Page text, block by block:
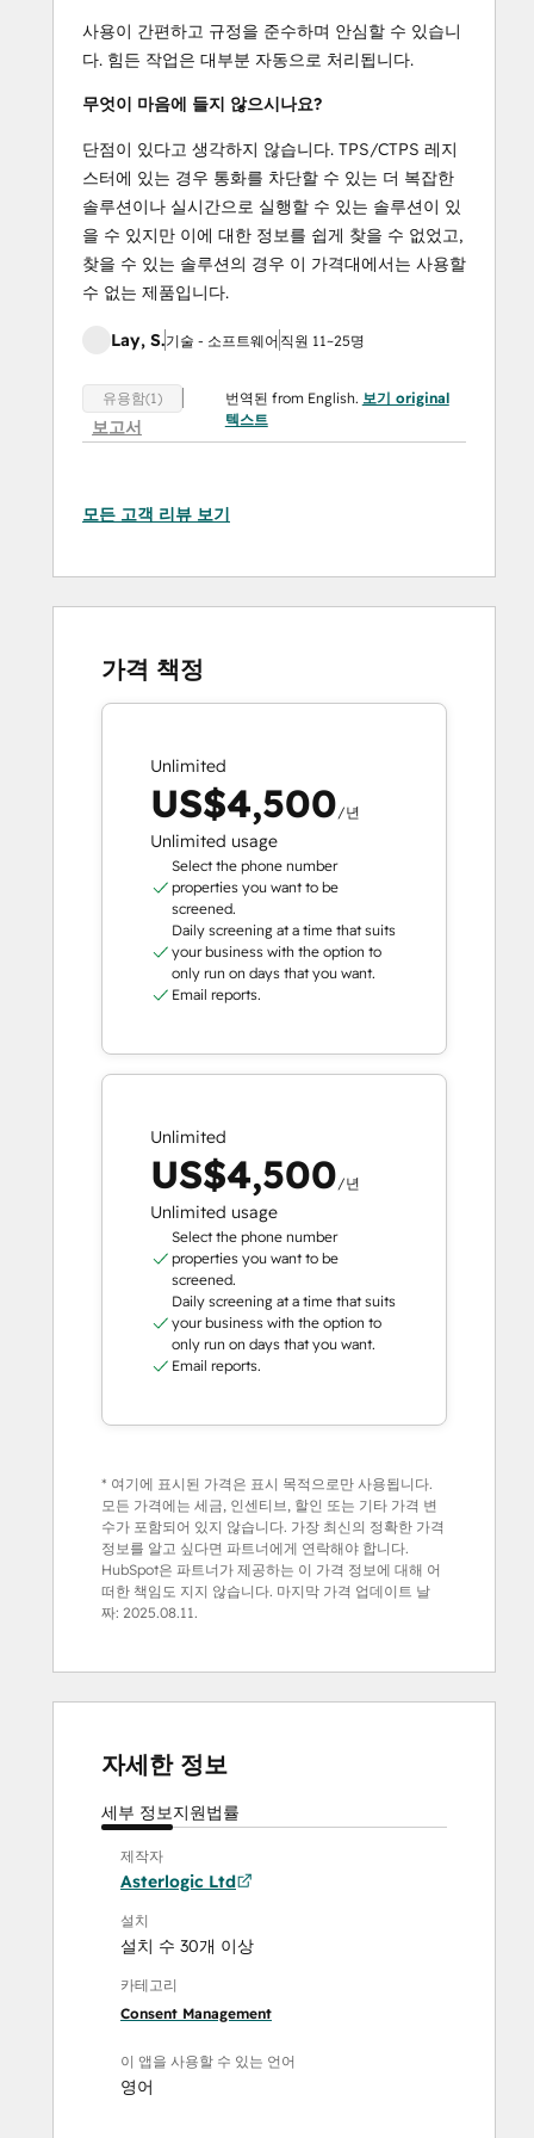
사용이 간편하고 규정을 준수하며 안심할 수 있습니
다. 힘든 작업은 대부분 자동으로 처리됩니다.
무엇이 마음에 들지 않으시나요?
단점이 있다고 생각하지 않습니다. TPS/CTPS 레지
스터에 있는 경우 통화를 차단할 수 있는 더 복잡한
솔루션이나 실시간으로 실행할 수 있는 솔루션이 있
을 수 있지만 이에 대한 정보를 쉽게 찾을 수 없었고,
찾을 수 있는 솔루션의 경우 이 가격대에서는 사용할
수 없는 제품입니다.
Lay, S.기술 - 소프트웨어 직원 11~25명
유용함(1)
보고서
번역된 from English. 보기 original
텍스트
모든 고객 리뷰 보기
가격 책정
Unlimited
US$4,500/년
Unlimited usage
Select the phone number
properties you want to be
screened.
Daily screening at a time that suits
your business with the option to
only run on days that you want.
Email reports.
Unlimited
US$4,500/년
Unlimited usage
Select the phone number
properties you want to be
screened.
Daily screening at a time that suits
your business with the option to
only run on days that you want.
Email reports.
* 여기에 표시된 가격은 표시 목적으로만 사용됩니다.
모든 가격에는 세금, 인센티브, 할인 또는 기타 가격 변
수가 포함되어 있지 않습니다. 가장 최신의 정확한 가격
정보를 알고 싶다면 파트너에게 연락해야 합니다.
HubSpot은 파트너가 제공하는 이 가격 정보에 대해 어
떠한 책임도 지지 않습니다. 마지막 가격 업데이트 날
짜: 2025.08.11.
자세한 정보
세부 정보지원법률
제작자
Asterlogic Ltd
설치
설치 수 30개 이상
카테고리
Consent Management
이 앱을 사용할 수 있는 언어
영어